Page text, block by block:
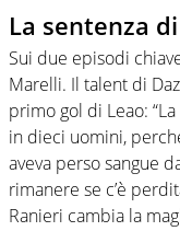
La sentenza
Sui due episodi
Marelli. Il talent di
primo gol di Leao:
in dieci uomini,
aveva perso sangue
rimanere se c’è
Ranieri cambia la